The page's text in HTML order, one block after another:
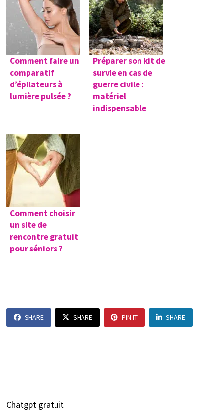
Comment faire un
comparatif
d’épilateurs à
lumière pulsée ?
Préparer son kit de
survie en cas de
guerre civile :
matériel
indispensable
Comment choisir
un site de
rencontre gratuit
pour séniors ?
SHARE SHARE PIN IT SHARE
Chatgpt gratuit